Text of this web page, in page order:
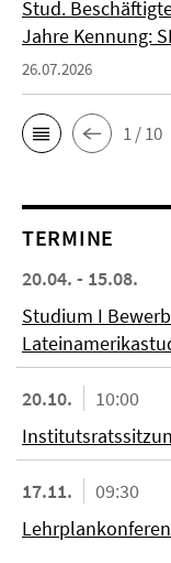
Stud.
Jahre Kennung:
26.07.2026
1 / 10
TERMINE
20.04. - 15.08.
Studium I
20.10.
10:00
17.11.
09:30